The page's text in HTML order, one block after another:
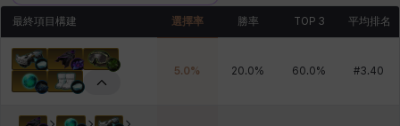
最終項目構建 選擇率 勝率 TOP 3 平均排名
5.0% 20.0% 60.0% #3.40